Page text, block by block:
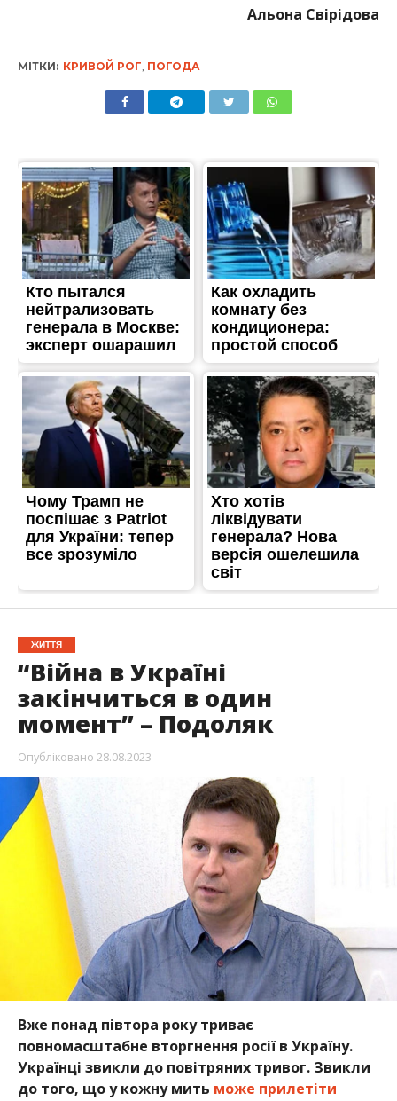
Альона Свірідова
МІТКИ: КРИВОЙ РОГ ПОГОДА
ЖИТТЯ
“Війна в Україні
закінчиться в один
момент” – Подоляк
Опубліковано 28.08.2023
Вже понад півтора року триває
повномасштабне вторгнення росії в Україну.
Українці звикли до повітряних тривог. Звикли
до того, що у кожну мить може прилетіти